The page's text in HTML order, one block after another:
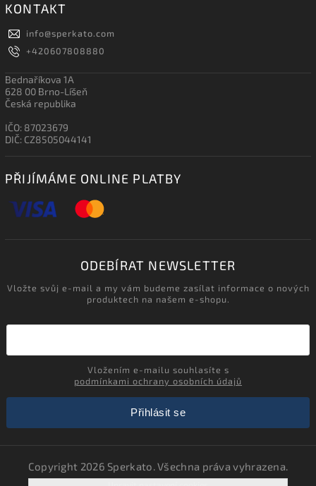
KONTAKT
info@sperkato.com
+420607808880
Bednaříkova 1A
628 00 Brno-Líšeň
Česká republika
IČO: 87023679
DIČ: CZ8505044141
PŘIJÍMÁME ONLINE PLATBY
ODEBÍRAT NEWSLETTER
Vložte svůj e-mail a my vám budeme zasílat informace o nových
produktech na našem e-shopu.
podmínkami ochrany osobních údajů
Přihlásit se
Copyright 2026 Sperkato. Všechna práva vyhrazena.